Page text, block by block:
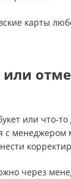
карты
или что-то
с менеджером
через